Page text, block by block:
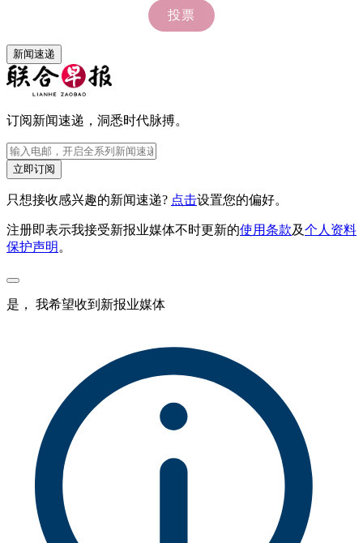
新闻速递
订阅新闻速递，洞悉时代脉搏。
立即订阅
只想接收感兴趣的新闻速递? 点击设置您的偏好。
注册即表示我接受新报业媒体不时更新的使用条款及个人资料
保护声明 。
是， 我希望收到新报业媒体